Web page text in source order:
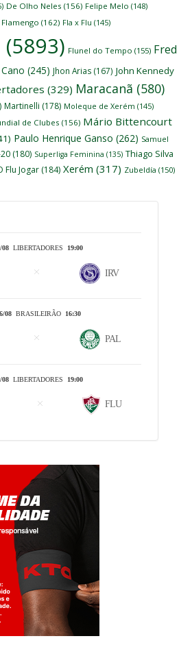
De Olho Neles (156) Felipe Melo (148)
Flamengo (162) Fla x Flu (145)
(5893) Flunel do Tempo (155) Fred
(245) Jhon Arias (167) John Kennedy
(329) Maracanã (580)
Martinelli (178) Moleque de Xerém (145)
de Clubes (156) Mário Bittencourt
Paulo Henrique Ganso (262) Samuel
(180) Superliga Feminina (135) Thiago Silva
Flu Jogar (184) Xerém (317) Zubeldía (150)
08LIBERTADORES 19:00
IRV
08BRASILEIRÃO 16:30
PAL
08 LIBERTADORES 19:00
FLU